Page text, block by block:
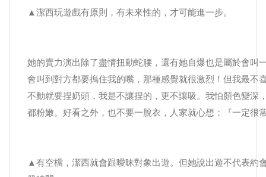
▲潔西玩遊戲有原則，有未來性的，才可能進一步。
她的賣力演出除了盡情扭動蛇腰，還有她自爆也是屬於會叫
會叫到對方都要摀住我的嘴，那種感覺就很激烈！但我最不
不動就要捏奶頭，我是不讓捏的，更不讓吸。我怕顏色變深
都粉嫩。好看之外，也不要一脫衣，人家就心想：『一定很
▲有空檔，潔西就會跟曖昧對象出遊。但她說出遊不代表約